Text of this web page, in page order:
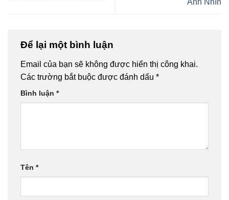
Ánh Nhìn
Để lại một bình luận
Email của bạn sẽ không được hiển thị công khai.
Các trường bắt buộc được đánh dấu *
Bình luận *
Tên *